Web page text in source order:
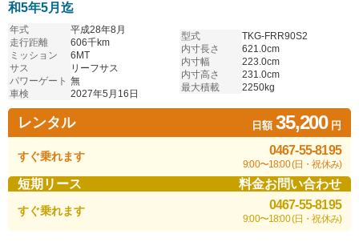
和5年5月迄
年式
平成28年8月
走行距離
606千km
ミッション
6MT
サス
リーフサス
パワーゲート 無
車検
2027年5月16日
型式
TKG-FRR90S2
内寸長さ
621.0cm
内寸幅
223.0cm
内寸高さ
231.0cm
最大積載
2250kg
レンタル 日額35,200円
すぐ乗れます 0467-55-8195
9:00〜18:00 (日・祝休み)
短期リース 料金お問い合わせ
すぐ乗れます 0467-55-8195
9:00〜18:00 (日・祝休み)